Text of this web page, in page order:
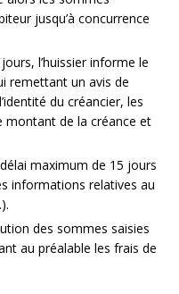
jusqu’à concurrence
l’huissier informe le
remettant un avis de
du créancier, les
montant de la créance et
maximum de 15 jours
informations relatives au
des sommes saisies
au préalable les frais de